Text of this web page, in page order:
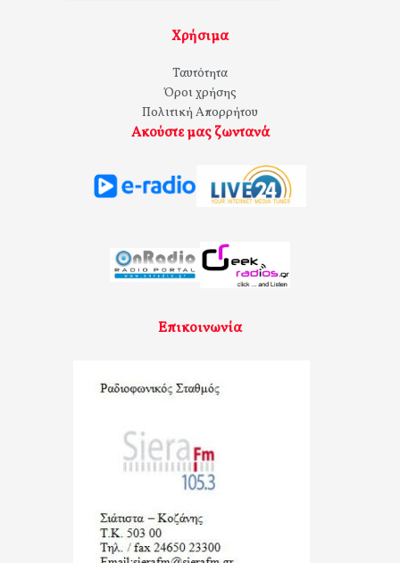
Χρήσιμα
Ταυτότητα
Όροι χρήσης
Πολιτική Απορρήτου
Ακούστε μας ζωντανά
Επικοινωνία